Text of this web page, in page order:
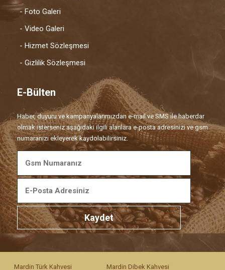
- Foto Galeri
- Video Galeri
- Hizmet Sözleşmesi
- Gizlilik Sözleşmesi
E-Bülten
Haber, duyuru ve kampanyalarımızdan e-mail ve SMS ile haberdar
olmak isterseniz aşağıdaki ilgili alanlara e-posta adresinizi ve gsm
numaranızı ekleyerek kaydolabilirsiniz.
Kaydet
Mardin Türk Kahvesi Mardin Dibek Kahvesi